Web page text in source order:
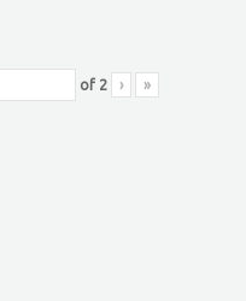
of 2 › »